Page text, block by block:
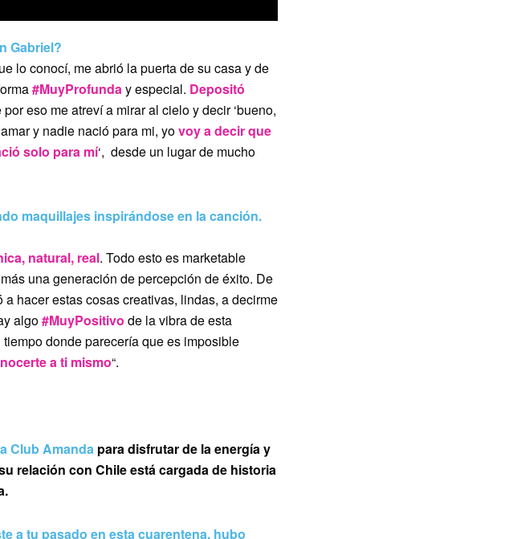
Gabriel?
lo conocí, me abrió la puerta de su casa y de
#MuyProfunda y especial. Depositó
eso me atreví a mirar al cielo y decir ‘bueno,
y nadie nació para mi, yovoy a decir que
solo para mí‘, desde un lugar de mucho
maquillajes inspirándose en la canción.
natural, real. Todo esto es marketable
una generación de percepción de éxito. De
hacer estas cosas creativas, lindas, a decirme
algo#MuyPositivo de la vibra de esta
donde parecería que es imposible
a ti mismo“.
Club Amanda para disfrutar de la energía y
relación con Chile está cargada de historia
a tu pasado en esta cuarentena, hubo